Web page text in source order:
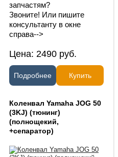
запчастям?
Звоните! Или пишите
консультанту в окне
справа-->
Цена: 2490 руб.
Подробнее Купить
Коленвал Yamaha JOG 50
(3KJ) (тюнинг)
(полнощекий,
+сепаратор)